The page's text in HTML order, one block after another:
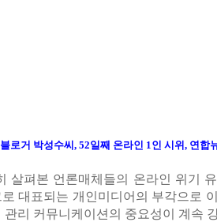
로거 박성수씨, 52일째 온라인 1인 시위, 연합
살펴본 언론매체들의 온라인 위기
대표되는 개인미디어의 부각으로
관리 커뮤니케이션의 중요성이 계속